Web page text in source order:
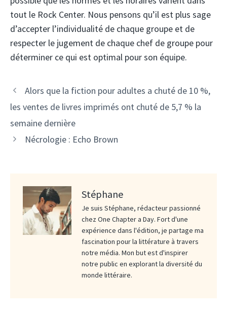
tout le Rock Center. Nous pensons qu’il est plus sage
d’accepter l’individualité de chaque groupe et de
respecter le jugement de chaque chef de groupe pour
déterminer ce qui est optimal pour son équipe.
Alors que la fiction pour adultes a chuté de 10 %,
les ventes de livres imprimés ont chuté de 5,7 % la
semaine dernière
Nécrologie : Echo Brown
Stéphane
Je suis Stéphane, rédacteur passionné
chez One Chapter a Day. Fort d'une
expérience dans l'édition, je partage ma
fascination pour la littérature à travers
notre média. Mon but est d'inspirer
notre public en explorant la diversité du
monde littéraire.